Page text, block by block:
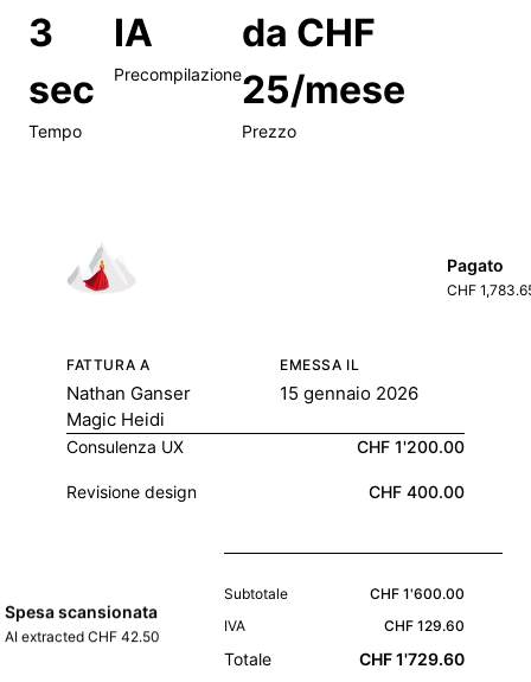
3
sec
Tempo
IA
Precompilazione
da CHF
25/mese
Prezzo
FATTURA A
Nathan Ganser
Magic Heidi
EMESSA IL
15 gennaio 2026
Consulenza UX CHF 1'200.00
Revisione design CHF 400.00
Subtotale
CHF 1'600.00
IVA
CHF 129.60
Totale CHF 1'729.60
Pagato
CHF
Spesa scansionata
AI extracted CHF 42.50